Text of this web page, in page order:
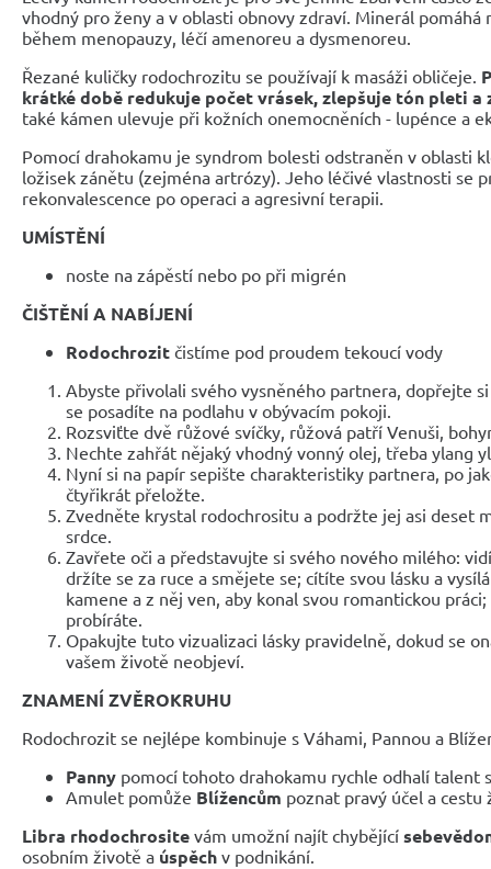
vhodný pro ženy a v oblasti obnovy zdraví. Minerál
během menopauzy, léčí amenoreu a dysmenoreu.
Řezané kuličky rodochrozitu se používají k masáži obličeje.
krátké době redukuje počet vrásek, zlepšuje tón pleti a
také kámen ulevuje při kožních onemocněních - lupénce a
Pomocí drahokamu je syndrom bolesti odstraněn v oblasti
ložisek zánětu (zejména artrózy). Jeho léčivé vlastnosti se
rekonvalescence po operaci a agresivní terapii.
UMÍSTĚNÍ
noste na zápěstí nebo po při migrén
ČIŠTĚNÍ A NABÍJENÍ
Rodochrozit čistíme pod proudem tekoucí vody
Abyste přivolali svého vysněného partnera, dopřejte
se posadíte na podlahu v obývacím pokoji.
Rozsviťte dvě růžové svíčky, růžová patří Venuši,
Nechte zahřát nějaký vhodný vonný olej, třeba ylang
Nyní si na papír sepište charakteristiky partnera, po
čtyřikrát přeložte.
Zvedněte krystal rodochrositu a podržte jej asi deset
srdce.
Zavřete oči a představujte si svého nového milého:
držíte se za ruce a smějete se; cítíte svou lásku a
kamene a z něj ven, aby konal svou romantickou
probíráte.
Opakujte tuto vizualizaci lásky pravidelně, dokud se
vašem životě neobjeví.
ZNAMENÍ ZVĚROKRUHU
Rodochrozit se nejlépe kombinuje s Váhami, Pannou a
Panny pomocí tohoto drahokamu rychle odhalí talent
Amulet pomůže Blížencům poznat pravý účel a cestu
Libra rhodochrosite vám umožní najít chybějící
osobním životě a úspěch v podnikání.